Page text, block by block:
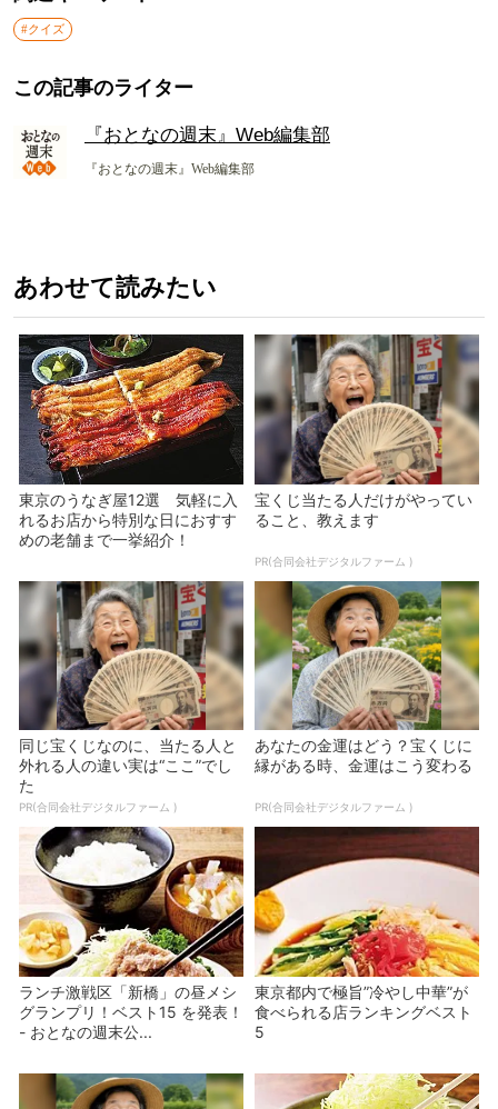
#クイズ
この記事のライター
『おとなの週末』Web編集部
『おとなの週末』Web編集部
あわせて読みたい
東京のうなぎ屋12選 気軽に入
れるお店から特別な日におすす
めの老舗まで一挙紹介！
宝くじ当たる人だけがやってい
ること、教えます
PR(合同会社デジタルファーム )
同じ宝くじなのに、当たる人と
外れる人の違い実は“ここ”でし
た
PR(合同会社デジタルファーム )
あなたの金運はどう？宝くじに
縁がある時、金運はこう変わる
PR(合同会社デジタルファーム )
ランチ激戦区「新橋」の昼メシ
グランプリ！ベスト15 を発表！
- おとなの週末公...
東京都内で極旨”冷やし中華”が
食べられる店ランキングベスト
5